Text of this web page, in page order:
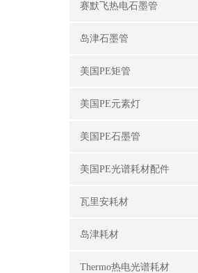
赛默飞热电石墨管
岛津石墨管
美国PE矩管
美国PE元素灯
美国PE石墨管
美国PE光谱耗材配件
瓦里安耗材
岛津耗材
Thermo热电光谱耗材